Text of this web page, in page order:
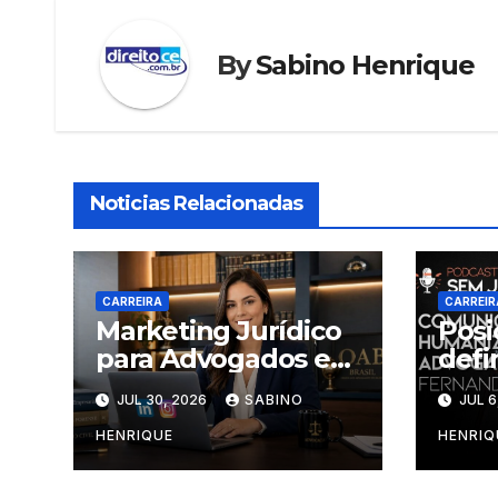
BySabino Henrique
Noticias Relacionadas
CARREIRA
Marketing Jurídico
para Advogados em
Início de Carreira
JUL 30, 2026 SABINO
HENRIQUE
JUL